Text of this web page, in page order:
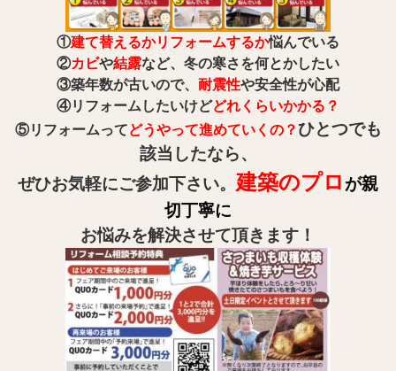
①建て替えるかリフォームするか悩んでいる
②カビや結露など、冬の寒さを何とかしたい
③築年数が古いので、 耐震性や安全性が心配
④リフォームしたいけどどれくらいかかる？
⑤リフォームってどうやって進めていくの？ひとつでも
該当したなら、
ぜひお気軽にご参加下さい。 建築のプロが親
切丁寧に
お悩みを解決させて頂きます！